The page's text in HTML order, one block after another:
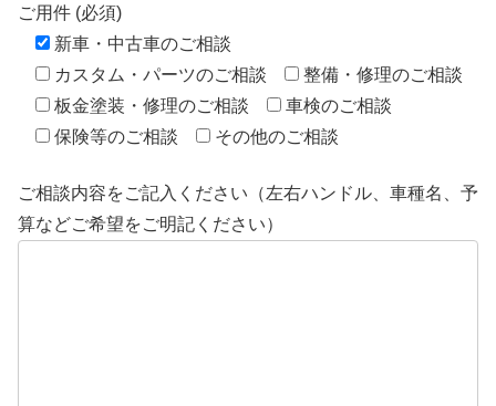
ご用件 (必須)
新車・中古車のご相談
カスタム・パーツのご相談
整備・修理のご相談
板金塗装・修理のご相談
車検のご相談
保険等のご相談
その他のご相談
ご相談内容をご記入ください（左右ハンドル、車種名、予
算などご希望をご明記ください）